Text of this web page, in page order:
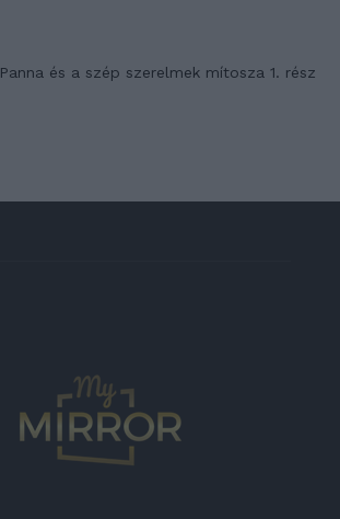
Panna és a szép szerelmek mítosza 1. rész